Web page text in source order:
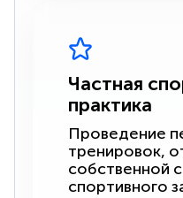
Частная
практика
Проведение
тренировок,
собственной
спортивного